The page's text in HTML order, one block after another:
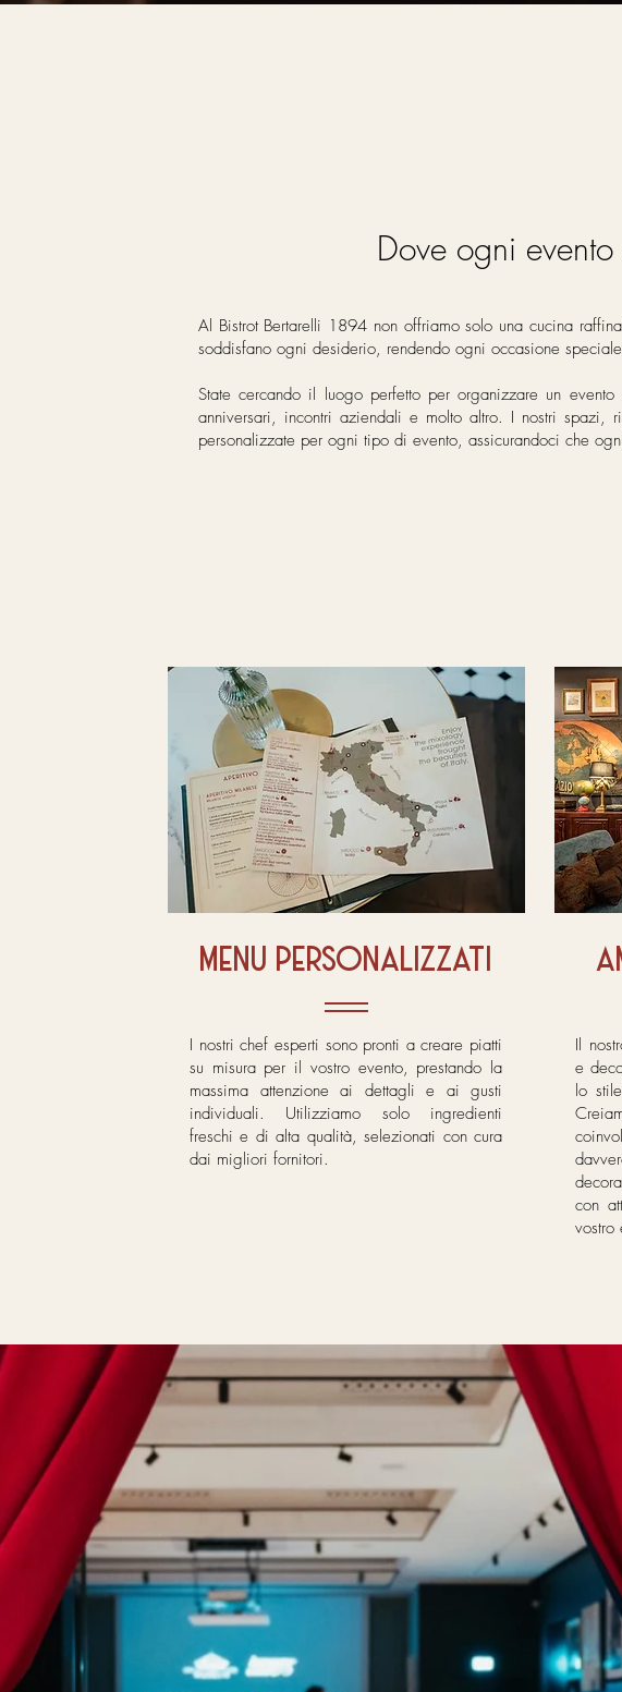
Dove ogni
Al Bistrot Bertarelli 1894 non offriamo solo una cucina
soddisfano ogni desiderio, rendendo ogni occasione
State cercando il luogo perfetto per organizzare un
anniversari, incontri aziendali e molto altro. I nostri spazi,
personalizzate per ogni tipo di evento, assicurandoci che
menu personalizzati
I nostri chef esperti sono pronti a creare piatti
su misura per il vostro evento, prestando la
massima attenzione ai dettagli e ai gusti
individuali. Utilizziamo solo ingredienti
freschi e di alta qualità, selezionati con cura
dai migliori fornitori.
Il
e
lo
con
vostro